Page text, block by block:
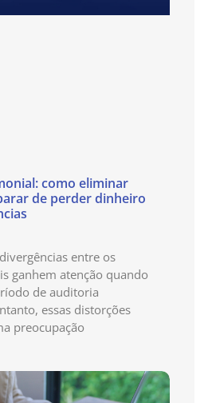
como eliminar
de perder dinheiro
entre os
ganhem atenção quando
de auditoria
essas distorções
preocupação